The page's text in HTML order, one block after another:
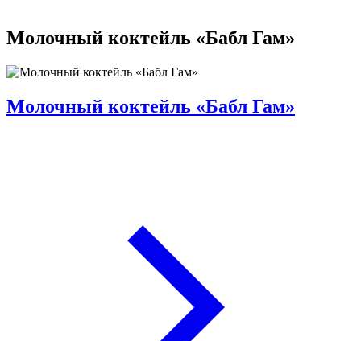
Молочный коктейль «Бабл Гам»
Молочный коктейль «Бабл Гам»